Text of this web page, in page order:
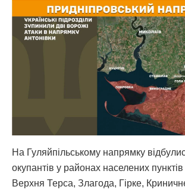
На Гуляйпільському напрямку
окупантів у районах населених
Верхня Терса, Злагода, Гірке,